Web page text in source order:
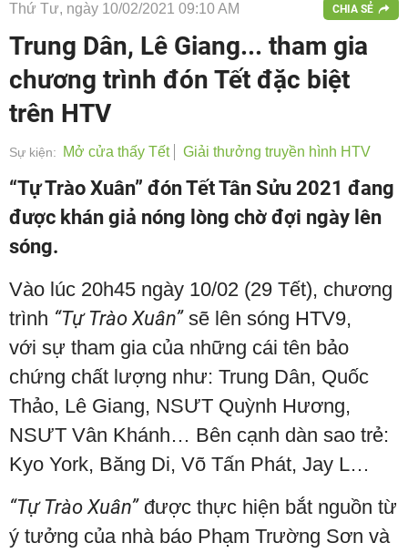
Thứ Tư, ngày 10/02/2021 09:10 AM CHIA SẺ
Trung Dân, Lê Giang... tham gia
chương trình đón Tết đặc biệt
trên HTV
Sự kiện: Mở cửa thấy Tết Giải thưởng truyền hình HTV
“Tự Trào Xuân” đón Tết Tân Sửu 2021 đang
được khán giả nóng lòng chờ đợi ngày lên
sóng.
Vào lúc 20h45 ngày 10/02 (29 Tết), chương
trình “Tự Trào Xuân”sẽ lên sóng HTV9,
với sự tham gia của những cái tên bảo
chứng chất lượng như: Trung Dân, Quốc
Thảo, Lê Giang, NSƯT Quỳnh Hương,
NSƯT Vân Khánh… Bên cạnh dàn sao trẻ:
Kyo York, Băng Di, Võ Tấn Phát, Jay L…
“Tự Trào Xuân”được thực hiện bắt nguồn từ
ý tưởng của nhà báo Phạm Trường Sơn và